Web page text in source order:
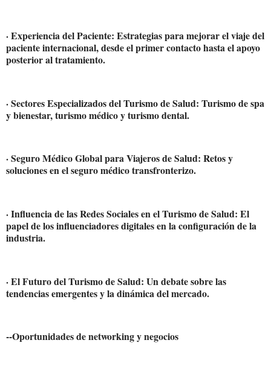
· Experiencia del Paciente: Estrategias para mejorar el viaje del
paciente internacional, desde el primer contacto hasta el apoyo
posterior al tratamiento.
· Sectores Especializados del Turismo de Salud: Turismo de spa
y bienestar, turismo médico y turismo dental.
· Seguro Médico Global para Viajeros de Salud: Retos y
soluciones en el seguro médico transfronterizo.
· Influencia de las Redes Sociales en el Turismo de Salud: El
papel de los influenciadores digitales en la configuración de la
industria.
· El Futuro del Turismo de Salud: Un debate sobre las
tendencias emergentes y la dinámica del mercado.
--Oportunidades de networking y negocios